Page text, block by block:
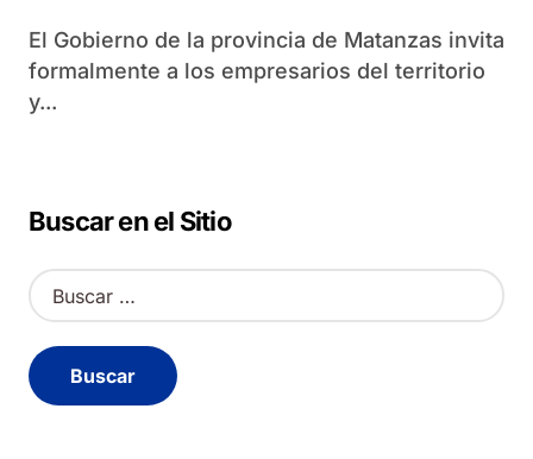
El Gobierno de la provincia de Matanzas invita
formalmente a los empresarios del territorio
y...
Buscar en el Sitio
B
u
c
a